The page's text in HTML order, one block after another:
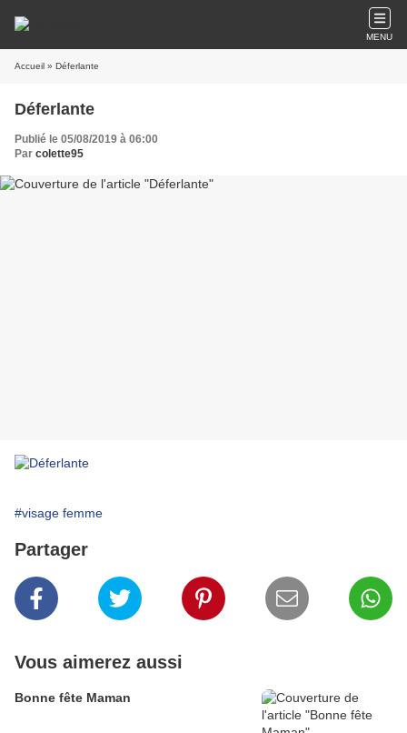
MENU
Accueil » Déferlante
Déferlante
Publié le 05/08/2019 à 06:00
Par colette95
#visage femme
Partager
Vous aimerez aussi
Bonne fête Maman